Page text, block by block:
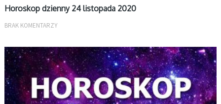
Horoskop dzienny 24 listopada 2020
BRAK KOMENTARZY
DZIENNY